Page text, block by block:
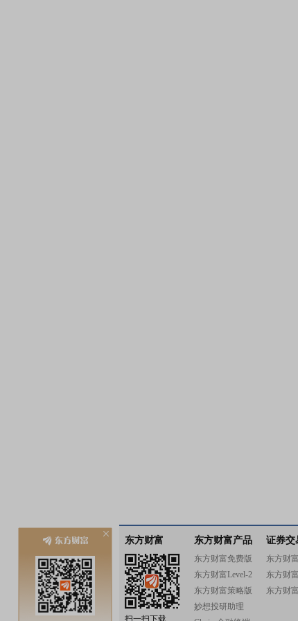
东方财富
扫一扫下载
东方财富产品
东方财富免费版
东方财富Level-2
东方财富策略版
妙想投研助理
证券交
东方财
东方财
东方财